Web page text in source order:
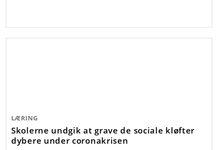
LÆRING
Skolerne undgik at grave de sociale kløfter
dybere under coronakrisen